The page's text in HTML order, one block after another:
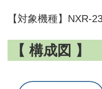
【対象機種】NXR-
【 構成図 】